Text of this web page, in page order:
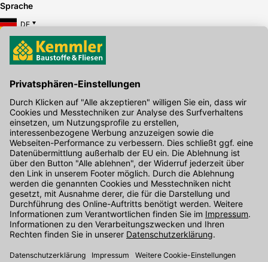
Sprache
DE
Hier gibt's die kostenlose App
Kontakt
Unser Onlineshop Team ist montags bis freitags von 08:00 - 17:00
Uhr unter der Telefonnummer07071 / 151-151für Sie erreichbar.
Alternativ können Sie unser Kontaktformular nutzen.
Den Kontakt direkt in unsere Niederlassungen finden Sie